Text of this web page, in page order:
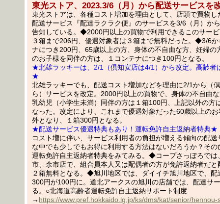
東光ストア、2023.3/6（月）から配送サービスを
東光ストアは、各種コスト増加を理由として、店頭で買物し
配送サービス『配達ラクラク便』のサービスを3/6（月）か
告知している。◆2000円以上の買物で利用できるこのサー
３箱まで206円、優遇対象者は３箱まで無料だった。◆3/6
ナにつき200円、65歳以上の方、身体の不自由な方、妊婦の
のお子様を同伴の方は、１コンテナにつき100円となる。
★北雄ラッキーは、2/1（倶知安店は4/1）から改定。高齢者
★
北雄ラッキーでも、配送コスト増加などを理由に2/1から（
ら）サービスを改定。2000円以上の買物で、身体の不自由
乳幼児（小学生未満）同伴の方は１箱100円、上記以外の方
なった。改定により、これまで優遇対象だった60歳以上の
外となり、１箱300円となる。
★配送サービス優遇特典もあり！運転免許自主返納者特典★
コスト増に伴い、サービス利用者の負担が増える傾向の配
な中でも少しでもお得に利用する方法はないだろうか？その
運転免許自主返納者特典をみてみる。◆コープさっぽろでは
市、余市店で、組合員本人又は配偶者の方が免許返納者だと
２箱無料となる。◆旭川地区では、ダイイチ旭川地区で、配
300円が100円に。道北アークスの旭川の店舗では、配達サ
る。○北海道高齢者運転免許自主返納サポート制度
→ https://www.pref.hokkaido.lg.jp/ks/dms/kat/senior/hennou-